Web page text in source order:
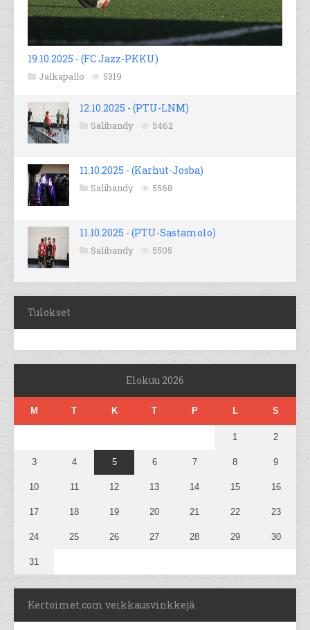
19.10.2025 - (FC Jazz-PKKU)
Jalkapallo 5319
12.10.2025 - (PTU-LNM)
Salibandy 5462
11.10.2025 - (Karhut-Josba)
Salibandy 5568
11.10.2025 - (PTU-Sastamolo)
Salibandy 5505
Tulokset
Elokuu 2026
M T K T P L S
1 2
3 4 5 6 7 8 9
10 11 12 13 14 15 16
17 18 19 20 21 22 23
24 25 26 27 28 29 30
31
Kertoimet.com veikkausvinkkejä